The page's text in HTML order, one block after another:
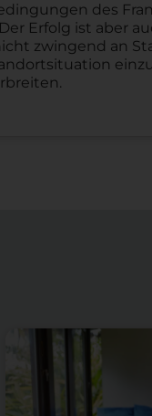
des
Erfolg ist aber
zwingend an